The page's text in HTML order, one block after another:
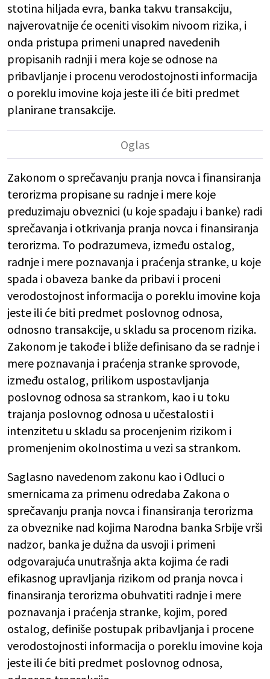
stotina hiljada evra, banka takvu transakciju,
najverovatnije će oceniti visokim nivoom rizika, i
onda pristupa primeni unapred navedenih
propisanih radnji i mera koje se odnose na
pribavljanje i procenu verodostojnosti informacija
o poreklu imovine koja jeste ili će biti predmet
planirane transakcije.
Zakonom o sprečavanju pranja novca i finansiranja
terorizma propisane su radnje i mere koje
preduzimaju obveznici (u koje spadaju i banke) radi
sprečavanja i otkrivanja pranja novca i finansiranja
terorizma. To podrazumeva, između ostalog,
radnje i mere poznavanja i praćenja stranke, u koje
spada i obaveza banke da pribavi i proceni
verodostojnost informacija o poreklu imovine koja
jeste ili će biti predmet poslovnog odnosa,
odnosno transakcije, u skladu sa procenom rizika.
Zakonom je takođe i bliže definisano da se radnje i
mere poznavanja i praćenja stranke sprovode,
između ostalog, prilikom uspostavljanja
poslovnog odnosa sa strankom, kao i u toku
trajanja poslovnog odnosa u učestalosti i
intenzitetu u skladu sa procenjenim rizikom i
promenjenim okolnostima u vezi sa strankom.
Saglasno navedenom zakonu kao i Odluci o
smernicama za primenu odredaba Zakona o
sprečavanju pranja novca i finansiranja terorizma
za obveznike nad kojima Narodna banka Srbije vrši
nadzor, banka je dužna da usvoji i primeni
odgovarajuća unutrašnja akta kojima će radi
efikasnog upravljanja rizikom od pranja novca i
finansiranja terorizma obuhvatiti radnje i mere
poznavanja i praćenja stranke, kojim, pored
ostalog, definiše postupak pribavljanja i procene
verodostojnosti informacija o poreklu imovine koja
jeste ili će biti predmet poslovnog odnosa,